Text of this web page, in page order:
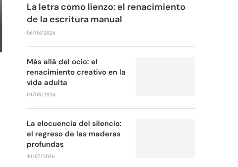
La letra como lienzo: el renacimiento
de la escritura manual
06/08/2026
Más allá del ocio: el
renacimiento creativo en la
vida adulta
04/08/2026
La elocuencia del silencio:
el regreso de las maderas
profundas
30/07/2026